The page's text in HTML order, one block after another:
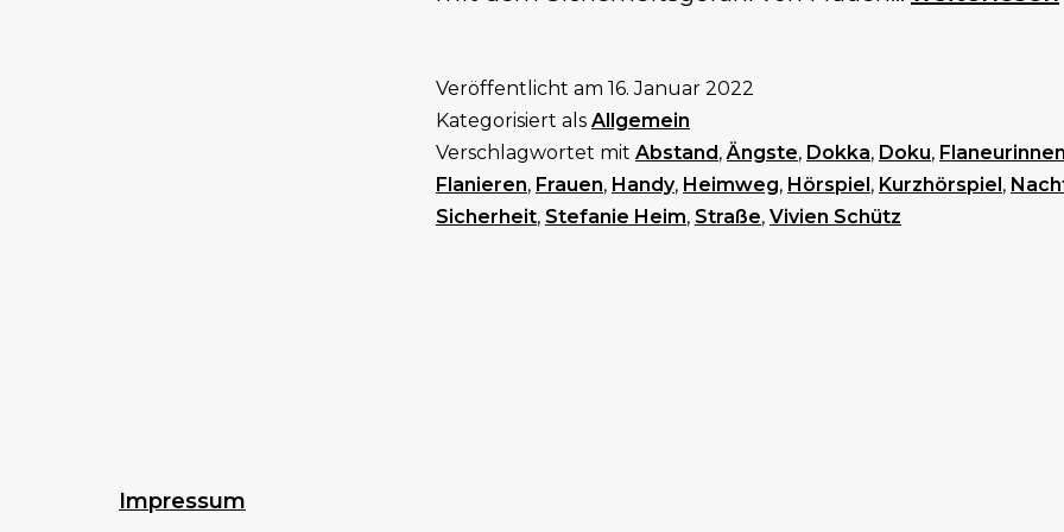
Veröffentlicht am 16. Januar 2022
Kategorisiert als Allgemein
Verschlagwortet mit Abstand,Ängste, Dokka, Doku, Flaneurinnen
Flanieren, Frauen, Handy, Heimweg, Hörspiel, Kurzhörspiel,
Sicherheit, Stefanie Heim, Straße, Vivien Schütz
Impressum